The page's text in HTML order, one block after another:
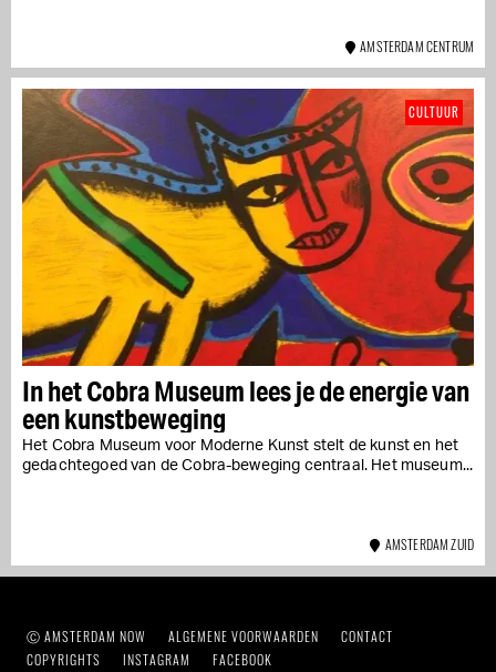
AMSTERDAM CENTRUM
In het Cobra Museum lees je de energie van
een kunstbeweging
Het Cobra Museum voor Moderne Kunst stelt de kunst en het
gedachtegoed van de Cobra-beweging centraal. Het museum...
CULTUUR
AMSTERDAM ZUID
Ⓒ AMSTERDAM NOW ALGEMENE VOORWAARDEN
CONTACT
COPYRIGHTS
INSTAGRAM FACEBOOK